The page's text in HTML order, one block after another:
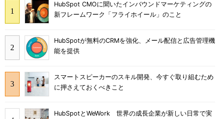
HubSpot CMOに聞いたインバウンドマーケティングの
新フレームワーク「フライホイール」のこと
HubSpotが無料のCRMを強化、メール配信と広告管理機
能を提供
スマートスピーカーのスキル開発、今すぐ取り組むため
に押さえておくべきこと
HubSpotとWeWork 世界の成長企業が新しい日常で実